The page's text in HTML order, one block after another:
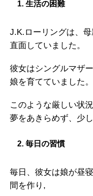
1. 生活の困難
J.K.ローリングは、
直面していました。
彼女はシングルマザ
娘を育てていました。
このような厳しい状
夢をあきらめず、少
2. 毎日の習慣
毎日、彼女は娘が昼
間を作り,